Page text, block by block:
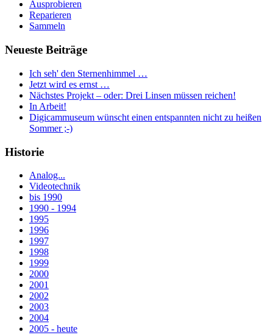
Ausprobieren
Reparieren
Sammeln
Neueste Beiträge
Ich seh' den Sternenhimmel …
Jetzt wird es ernst …
Nächstes Projekt – oder: Drei Linsen müssen reichen!
In Arbeit!
Digicammuseum wünscht einen entspannten nicht zu heißen
Sommer ;-)
Historie
Analog...
Videotechnik
bis 1990
1990 - 1994
1995
1996
1997
1998
1999
2000
2001
2002
2003
2004
2005 - heute